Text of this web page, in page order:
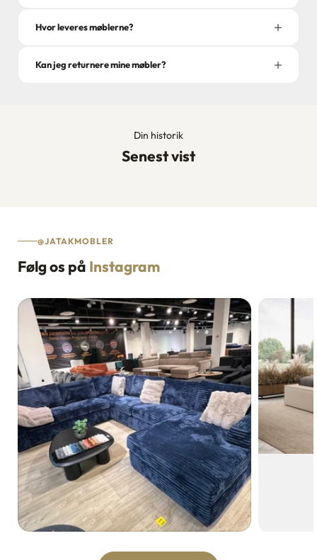
Hvor leveres møblerne?
Kan jeg returnere mine møbler?
Din historik
Senest vist
@JATAKMOBLER
Følg os på Instagram